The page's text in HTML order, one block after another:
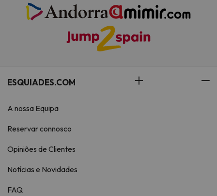
ESQUIADES.COM
A nossa Equipa
Reservar connosco
Opiniões de Clientes
Notícias e Novidades
FAQ